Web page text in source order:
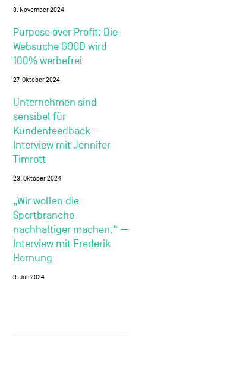
8. November 2024
Purpose over Profit: Die
Websuche GOOD wird
100% werbefrei
27. Oktober 2024
Unternehmen sind
sensibel für
Kundenfeedback –
Interview mit Jennifer
Timrott
23. Oktober 2024
„Wir wollen die
Sportbranche
nachhaltiger machen.“ —
Interview mit Frederik
Hornung
9. Juli 2024